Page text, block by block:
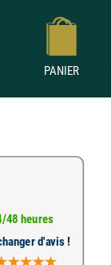
PANIER
48 heures
d'avis !